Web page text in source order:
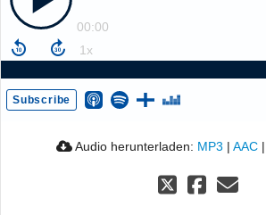
00:00
Subscribe
Audio herunterladen: MP3 | AAC |